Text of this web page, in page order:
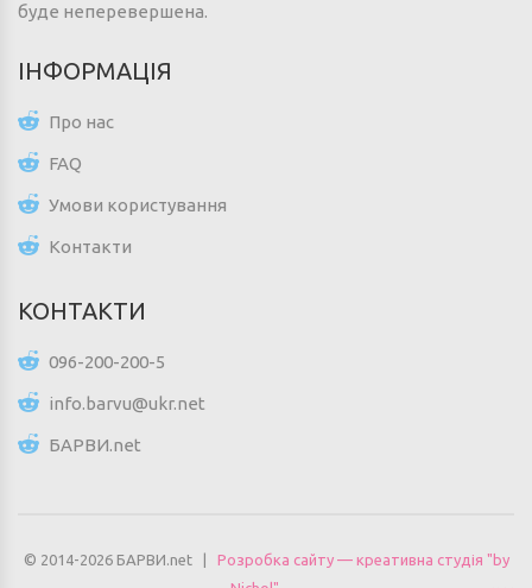
буде неперевершена.
ІНФОРМАЦІЯ
Про нас
FAQ
Умови користування
Контакти
КОНТАКТИ
096-200-200-5
info.barvu@ukr.net
БАРВИ.net
© 2014-2026 БАРВИ.net | Розробка сайту — креативна студія "by